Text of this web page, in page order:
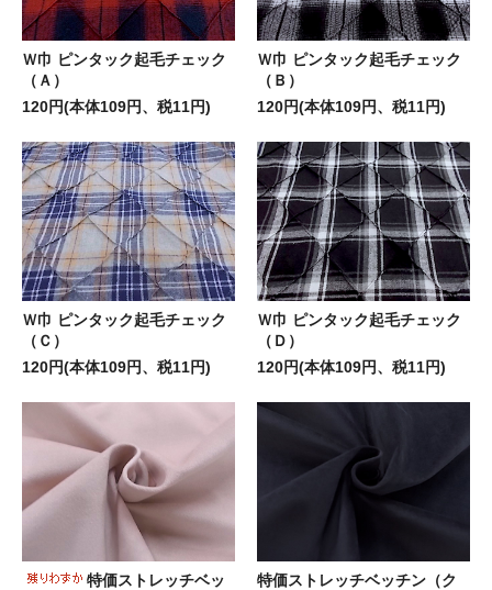
Ｗ巾 ピンタック起毛チェック
（Ａ）
120円(本体109円、税11円)
Ｗ巾 ピンタック起毛チェック
（Ｂ）
120円(本体109円、税11円)
Ｗ巾 ピンタック起毛チェック
（Ｃ）
120円(本体109円、税11円)
Ｗ巾 ピンタック起毛チェック
（Ｄ）
120円(本体109円、税11円)
特価ストレッチベッ
特価ストレッチベッチン（ク